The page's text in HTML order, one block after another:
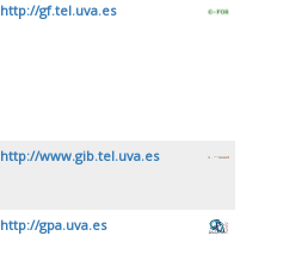
http://gf.tel.uva.es
http://www.gib.tel.uva.es
http://gpa.uva.es